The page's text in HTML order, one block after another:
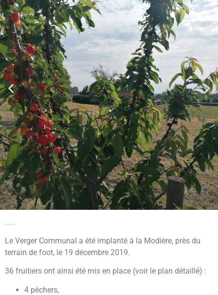
Le verger communal
Le Verger Communal a été implanté à la Modière, près du
terrain de foot, le 19 décembre 2019.
36 fruitiers ont ainsi été mis en place (voir le plan détaillé) :
4 pêchers,